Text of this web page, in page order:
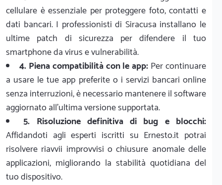
cellulare è essenziale per proteggere foto, contatti e
dati bancari. I professionisti di Siracusa installano le
ultime patch di sicurezza per difendere il tuo
smartphone da virus e vulnerabilità.
4. Piena compatibilità con le app: Per continuare
a usare le tue app preferite o i servizi bancari online
senza interruzioni, è necessario mantenere il software
aggiornato all'ultima versione supportata.
5. Risoluzione definitiva di bug e blocchi:
Affidandoti agli esperti iscritti su Ernesto.it potrai
risolvere riavvii improvvisi o chiusure anomale delle
applicazioni, migliorando la stabilità quotidiana del
tuo dispositivo.